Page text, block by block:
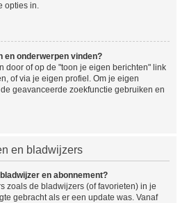
opties in.
en onderwerpen vinden?
door of op de "toon je eigen berichten" link
of via je eigen profiel. Om je eigen
geavanceerde zoekfunctie gebruiken en
en bladwijzers
en abonnement?
zoals de bladwijzers (of favorieten) in je
gebracht als er een update was. Vanaf